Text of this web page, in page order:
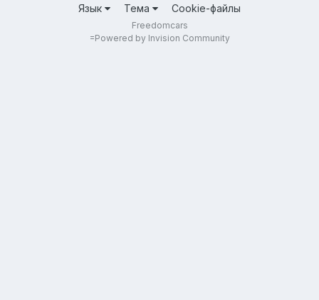
Язык Тема Cookie-файлы
Freedomcars
=Powered by Invision Community